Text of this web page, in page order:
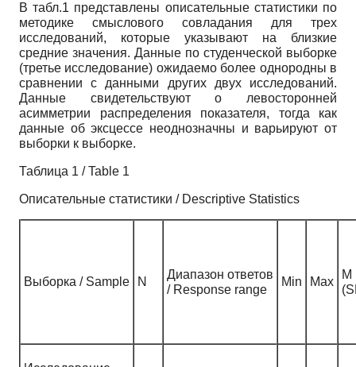
В табл.1 представлены описательные статистики по
методике смыслового совладания для трех
исследований, которые указывают на близкие
средние значения. Данные по студенческой выборке
(третье исследование) ожидаемо более однородны в
сравнении с данными других двух исследований.
Данные свидетельствуют о левосторонней
асимметрии распределения показателя, тогда как
данные об эксцессе неоднозначны и варьируют от
выборки к выборке.
Таблица 1 / Table 1
Описательные статистики / Descriptive Statistics
Выборка / Sample N
Диапазон ответов
/ Response range
Min Max
M